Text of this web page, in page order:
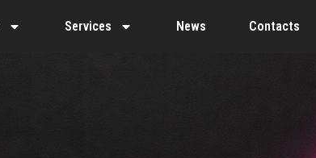
Services News Contacts